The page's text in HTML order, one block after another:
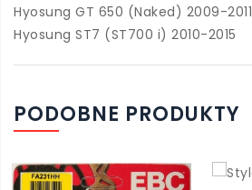
Hyosung GT 650 (Naked) 2009-2011
Hyosung ST7 (ST700 i) 2010-2015
PODOBNE PRODUKTY